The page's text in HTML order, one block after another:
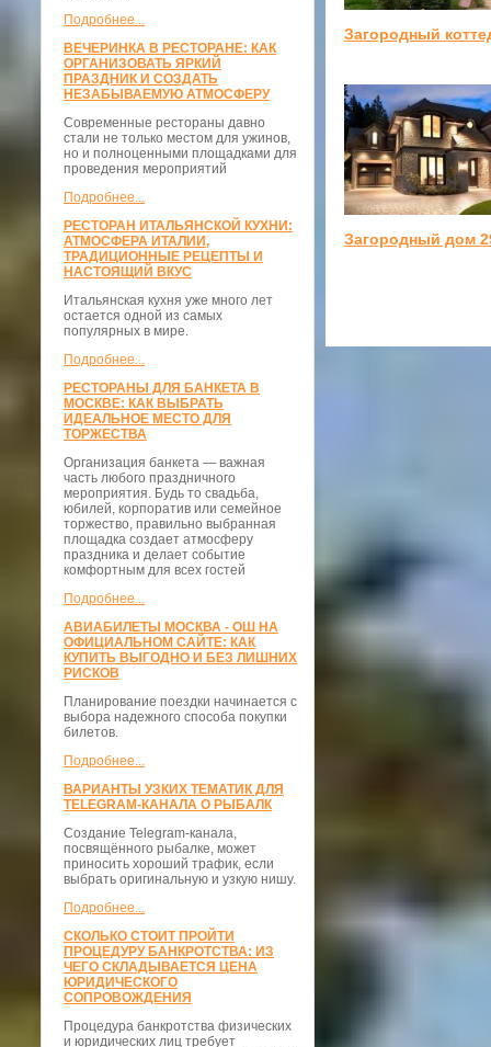
Подробнее...
ВЕЧЕРИНКА В РЕСТОРАНЕ: КАК
ОРГАНИЗОВАТЬ ЯРКИЙ
ПРАЗДНИК И СОЗДАТЬ
НЕЗАБЫВАЕМУЮ АТМОСФЕРУ
Современные рестораны давно
стали не только местом для ужинов,
но и полноценными площадками для
проведения мероприятий
Подробнее...
РЕСТОРАН ИТАЛЬЯНСКОЙ КУХНИ:
АТМОСФЕРА ИТАЛИИ,
ТРАДИЦИОННЫЕ РЕЦЕПТЫ И
НАСТОЯЩИЙ ВКУС
Итальянская кухня уже много лет
остается одной из самых
популярных в мире.
Подробнее...
РЕСТОРАНЫ ДЛЯ БАНКЕТА В
МОСКВЕ: КАК ВЫБРАТЬ
ИДЕАЛЬНОЕ МЕСТО ДЛЯ
ТОРЖЕСТВА
Организация банкета — важная
часть любого праздничного
мероприятия. Будь то свадьба,
юбилей, корпоратив или семейное
торжество, правильно выбранная
площадка создает атмосферу
праздника и делает событие
комфортным для всех гостей
Подробнее...
АВИАБИЛЕТЫ МОСКВА - ОШ НА
ОФИЦИАЛЬНОМ САЙТЕ: КАК
КУПИТЬ ВЫГОДНО И БЕЗ ЛИШНИХ
РИСКОВ
Планирование поездки начинается с
выбора надежного способа покупки
билетов.
Подробнее...
ВАРИАНТЫ УЗКИХ ТЕМАТИК ДЛЯ
TELEGRAM-КАНАЛА О РЫБАЛК
Создание Telegram-канала,
посвящённого рыбалке, может
приносить хороший трафик, если
выбрать оригинальную и узкую нишу.
Подробнее...
СКОЛЬКО СТОИТ ПРОЙТИ
ПРОЦЕДУРУ БАНКРОТСТВА: ИЗ
ЧЕГО СКЛАДЫВАЕТСЯ ЦЕНА
ЮРИДИЧЕСКОГО
СОПРОВОЖДЕНИЯ
Процедура банкротства физических
и юридических лиц требует
Загородный
Загородный дом